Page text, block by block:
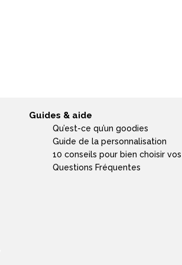
Guides & aide
Qu’est-ce qu’un goodies
Guide de la personnalisation
10 conseils pour bien choisir
Questions Fréquentes